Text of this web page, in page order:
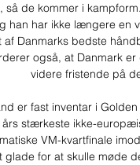
så de kommer i
han har ikke længere en
af Danmarks bedste
også, at Danmark
videre fristende på
er fast inventar i
stærkeste ikke-
VM-kvartfinale
glade for at skulle møde